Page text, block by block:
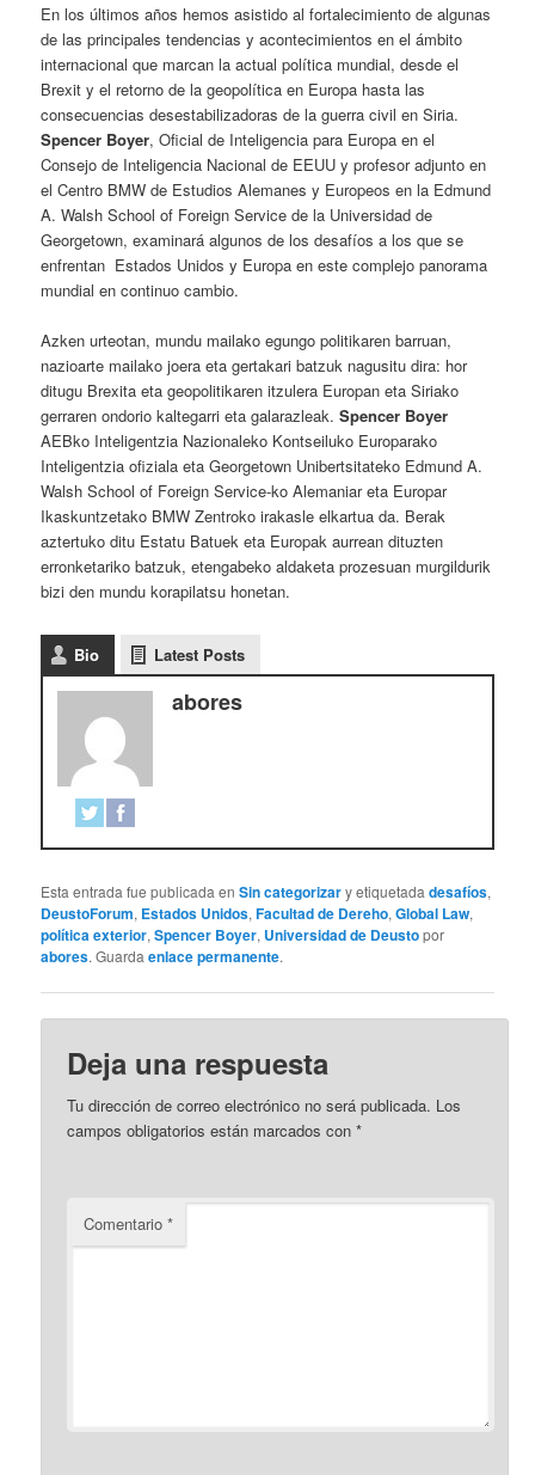
En los últimos años hemos asistido al fortalecimiento de algunas
de las principales tendencias y acontecimientos en el ámbito
internacional que marcan la actual política mundial, desde el
Brexit y el retorno de la geopolítica en Europa hasta las
consecuencias desestabilizadoras de la guerra civil en Siria.
Spencer Boyer, Oficial de Inteligencia para Europa en el
Consejo de Inteligencia Nacional de EEUU y profesor adjunto en
el Centro BMW de Estudios Alemanes y Europeos en la Edmund
A. Walsh School of Foreign Service de la Universidad de
Georgetown, examinará algunos de los desafíos a los que se
enfrentan Estados Unidos y Europa en este complejo panorama
mundial en continuo cambio.
Azken urteotan, mundu mailako egungo politikaren barruan,
nazioarte mailako joera eta gertakari batzuk nagusitu dira: hor
ditugu Brexita eta geopolitikaren itzulera Europan eta Siriako
gerraren ondorio kaltegarri eta galarazleak.Spencer Boyer
AEBko Inteligentzia Nazionaleko Kontseiluko Europarako
Inteligentzia ofiziala eta Georgetown Unibertsitateko Edmund A.
Walsh School of Foreign Service-ko Alemaniar eta Europar
Ikaskuntzetako BMW Zentroko irakasle elkartua da. Berak
aztertuko ditu Estatu Batuek eta Europak aurrean dituzten
erronketariko batzuk, etengabeko aldaketa prozesuan murgildurik
bizi den mundu korapilatsu honetan.
Bio Latest Posts
abores
Esta entrada fue publicada enSin categorizary etiquetadadesafíos,
DeustoForum, Estados Unidos,Facultad de Dereho,Global Law,
política exterior,Spencer Boyer, Universidad de Deustopor
abores. Guardaenlace permanente.
Deja una respuesta
Tu dirección de correo electrónico no será publicada. Los
campos obligatorios están marcados con*
Comentario*